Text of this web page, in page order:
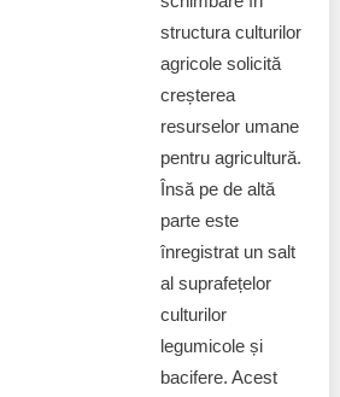
structura culturilor
agricole solicită
creșterea
resurselor umane
pentru agricultură.
Însă pe de altă
parte este
înregistrat un salt
al suprafețelor
culturilor
legumicole și
bacifere. Acest